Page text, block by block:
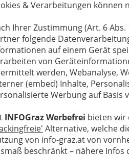
& Verarbeitungen können
Ihrer Zustimmung (Art. 6
folgende
auf einem Gerät
von
werden, Webanalyse,
(embed) Inhalte,
Werbung auf Basis
INFOGraz Werbefrei bieten wir
Alternative, welche
von info-graz.at von
beschränkt – nähere Infos